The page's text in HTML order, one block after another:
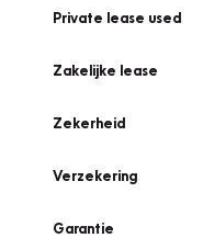
Private lease used
Zakelijke lease
Zekerheid
Verzekering
Garantie